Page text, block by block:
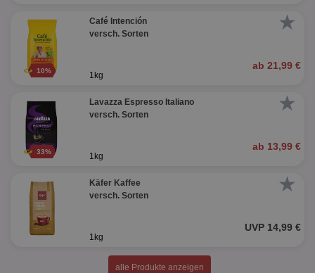
★
10%
Café Intención
versch. Sorten
ab 21,99 €
1kg
★
33%
Lavazza Espresso Italiano
versch. Sorten
ab 13,99 €
1kg
★
Käfer Kaffee
versch. Sorten
UVP 14,99 €
1kg
alle Produkte anzeigen